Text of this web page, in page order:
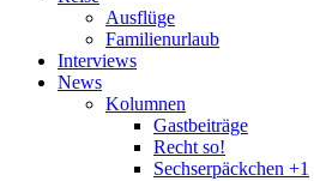
Ausflüge
Familienurlaub
Interviews
News
Kolumnen
Gastbeiträge
Recht so!
Sechserpäckchen +1